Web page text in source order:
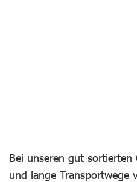
Bei unseren gut sortierten
und lange Transportwege